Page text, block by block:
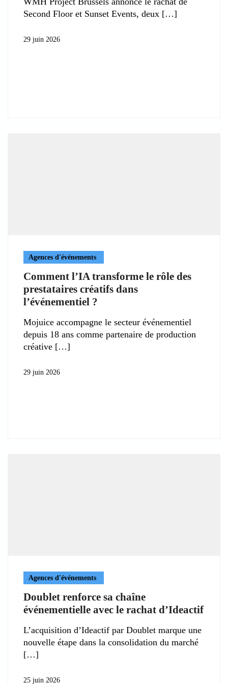
Second Floor et Sunset Events, deux
29 juin 2026
Agences d'événements
Comment l’IA transforme le rôle des
prestataires créatifs dans
l’événementiel ?
Mojuice accompagne le secteur événementiel
depuis 18 ans comme partenaire de production
créative
29 juin 2026
Agences d'événements
Doublet renforce sa chaîne
événementielle avec le rachat d’Ideactif
L’acquisition d’Ideactif par Doublet marque une
nouvelle étape dans la consolidation du marché
25 juin 2026